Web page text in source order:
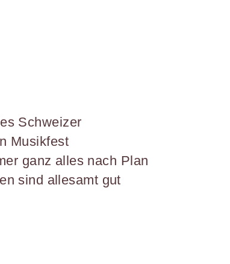
Schweizer
Musikfest
ganz alles nach Plan
sind allesamt gut